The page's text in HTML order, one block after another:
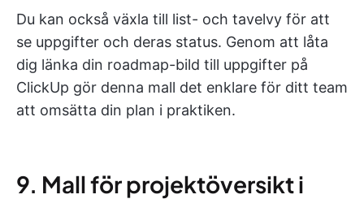
Du kan också växla till list- och tavelvy för att
se uppgifter och deras status. Genom att låta
dig länka din roadmap-bild till uppgifter på
ClickUp gör denna mall det enklare för ditt team
att omsätta din plan i praktiken.
9. Mall för projektöversikt i